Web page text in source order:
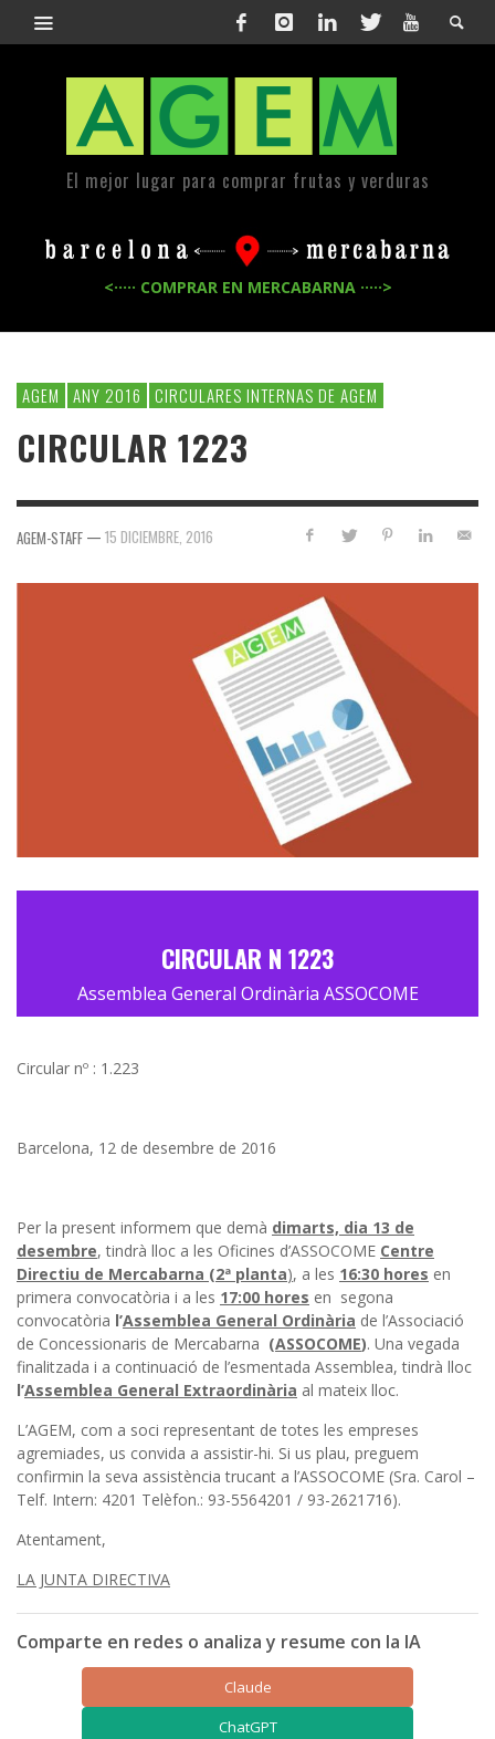
El mejor lugar para comprar frutas y verduras
<····· COMPRAR EN MERCABARNA ·····>
AGEM ANY 2016 CIRCULARES INTERNAS DE AGEM
CIRCULAR 1223
AGEM-STAFF — 15 DICIEMBRE, 2016
CIRCULAR N 1223
Assemblea General Ordinària ASSOCOME
Circular nº : 1.223
Barcelona, 12 de desembre de 2016
Per la present informem que demà dimarts, dia 13 de
desembre, tindrà lloc a les Oficines d’ASSOCOME Centre
Directiu de Mercabarna (2ª planta), a les 16:30 hores en
primera convocatòria i a les 17:00 hores en segona
convocatòria l’Assemblea General Ordinària de l’Associació
de Concessionaris de Mercabarna (ASSOCOME). Una vegada
finalitzada i a continuació de l’esmentada Assemblea, tindrà lloc
l’Assemblea General Extraordinària al mateix lloc.
L’AGEM, com a soci representant de totes les empreses
agremiades, us convida a assistir-hi. Si us plau, preguem
confirmin la seva assistència trucant a l’ASSOCOME (Sra. Carol –
Telf. Intern: 4201 Telèfon.: 93-5564201 / 93-2621716).
Atentament,
LA JUNTA DIRECTIVA
Comparte en redes o analiza y resume con la IA
Claude
ChatGPT